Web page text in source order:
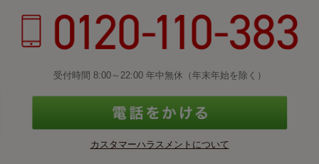
受付時間 8:00～22:00 年中無休（年末年始を除く）
カスタマーハラスメントについて